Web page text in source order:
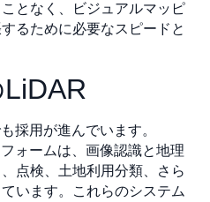
となく、ビジュアルマッピ
るために必要なスピードと
採用が進んでいます。
ォームは、画像認識と地理
点検、土地利用分類、さら
います。これらのシステム